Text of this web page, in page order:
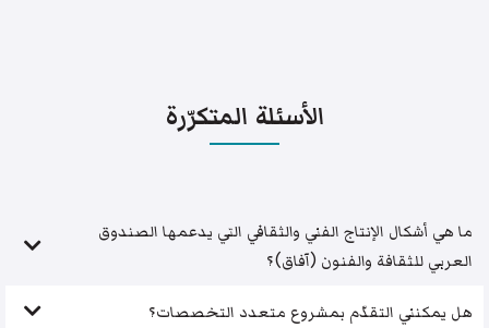
الأسئلة المتكرّرة
ما هي أشكال الإنتاج الفني والثقافي التي يدعمها الصندوق
العربي للثقافة والفنون (آفاق)؟
هل يمكنني التقدّم بمشروع متعدد التخصصات؟